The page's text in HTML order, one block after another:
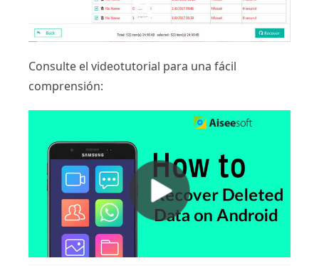
Consulte el videotutorial para una fácil
comprensión: